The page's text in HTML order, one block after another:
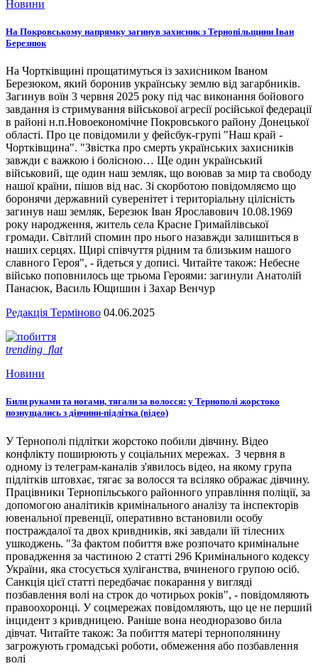
Новини
На Покровському напрямку загинув захисник з Тернопільщини Іван
Березнюк
На Чортківщині прощатимуться із захисником Іваном
Березюком, який боронив українську землю від загарбників.
Загинув воїн 3 червня 2025 року під час виконання бойового
завдання із стримування військової агресії російської федерації
в районі н.п.Новоекономічне Покровського району Донецької
області. Про це повідомили у фейсбук-групі "Наш край -
Чортківщина". "Звістка про смерть українських захисників
завжди є важкою і болісною… Ще один український
військовий, ще один наш земляк, що воював за мир та свободу
нашої країни, пішов від нас. Зі скорботою повідомляємо що
боронячи державний суверенітет і територіальну цілісність
загинув наш земляк, Березюк Іван Ярославович 10.08.1969
року народження, житель села Красне Гримайлівської
громади. Світлий спомин про нього назавжди залишиться в
наших серцях. Щирі співчуття рідним та близьким нашого
славного Героя", - йдеться у дописі. Читайте також: Небесне
військо поповнилось ще трьома Героями: загинули Анатолій
Панасюк, Василь Ющишин і Захар Венчур
Редакція Терміново 04.06.2025
trending_flat
Новини
Били руками та ногами, тягали за волосся: у Тернополі жорстоко
познущались з дівчини-підлітка (відео)
У Тернополі підлітки жорстоко побили дівчину. Відео
конфлікту поширюють у соціальних мережах. 3 червня в
одному із телеграм-каналів з'явилось відео, на якому група
підлітків штовхає, тягає за волосся та всіляко ображає дівчину.
Працівники Тернопільського районного управління поліції, за
допомогою аналітиків кримінального аналізу та інспекторів
ювенальної превенції, оперативно встановили особу
постраждалої та двох кривдників, які завдали їй тілесних
ушкоджень. "За фактом побиття вже розпочато кримінальне
провадження за частиною 2 статті 296 Кримінального кодексу
України, яка стосується хуліганства, вчиненого групою осіб.
Санкція цієї статті передбачає покарання у вигляді
позбавлення волі на строк до чотирьох років", - повідомляють
правоохоронці. У соцмережах повідомляють, що це не перший
інцидент з кривдницею. Раніше вона неодноразово била
дівчат. Читайте також: За побиття матері тернополянину
загрожують громадські роботи, обмеження або позбавлення
волі